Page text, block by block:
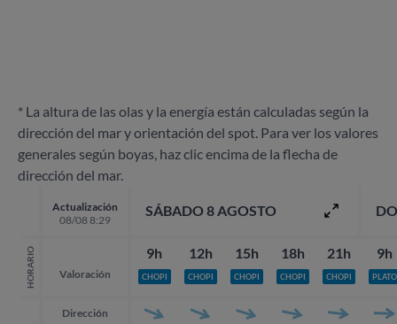
* La altura de las olas y la energía están calculadas según la
dirección del mar y orientación del spot. Para ver los valores
generales según boyas, haz clic encima de la flecha de
dirección del mar.
Actualización
08/08 8:29
HORARIO Valoración
Dirección
SÁBADO 8 AGOSTO
9h
CHOPI
12h
CHOPI
15h
CHOPI
18h
CHOPI
21h
CHOPI
9h
PLATO